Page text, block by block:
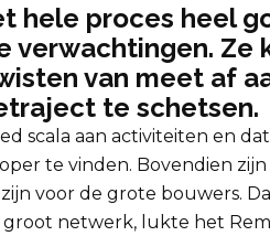
hele proces heel
verwachtingen. Ze
van meet af
te schetsen.
scala aan activiteiten en
te vinden. Bovendien
voor de grote bouwers.
groot netwerk, lukte het